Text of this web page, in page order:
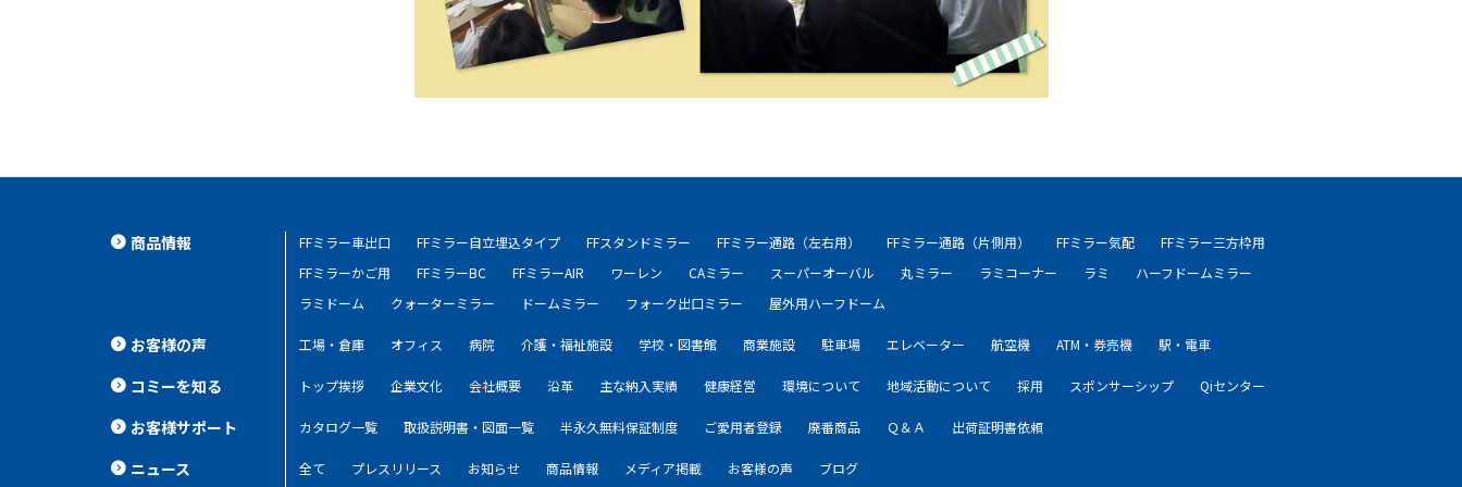
商品情報 FFミラー車出口 FFミラー自立埋込タイプ FFスタンドミラー FFミラー通路（左右用） FFミラー通路（片側用） FFミラー気配
FFミラー三方枠用
FFミラーかご用
FFミラーBC FFミラーAIR ワーレン CAミラー スーパーオーバル 丸ミラー ラミコーナー ラミ
ハーフドームミラー
ラミドーム
クォーターミラー ドームミラー フォーク出口ミラー 屋外用ハーフドーム
お客様の声 工場・倉庫 オフィス 病院 介護・福祉施設 学校・図書館 商業施設 駐車場 エレベーター 航空機 ATM・券売機 駅・電車
コミーを知る トップ挨拶 企業文化 会社概要 沿革 主な納入実績 健康経営 環境について 地域活動について 採用 スポンサーシップ Qiセンター
お客様サポート カタログ一覧 取扱説明書・図面一覧 半永久無料保証制度 ご愛用者登録 廃番商品 Ｑ＆Ａ 出荷証明書依頼
ニュース 全て プレスリリース お知らせ 商品情報 メディア掲載 お客様の声 ブログ